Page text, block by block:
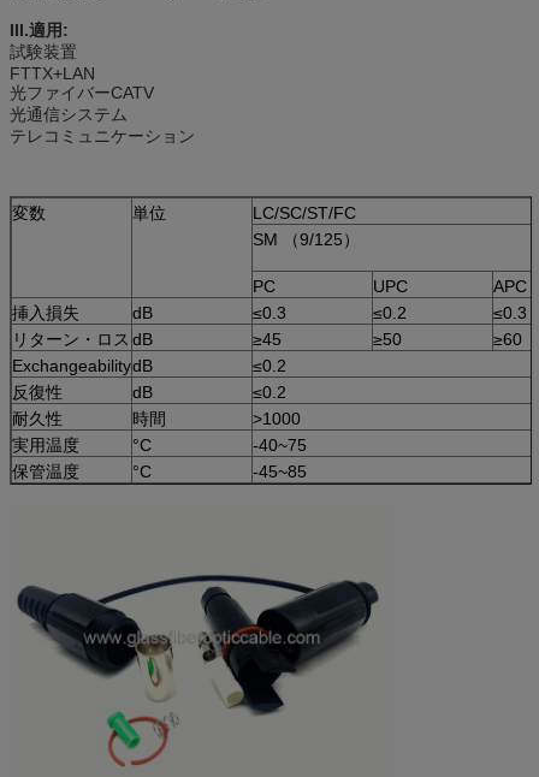
III.適用:
試験装置
FTTX+LAN
光ファイバーCATV
光通信システム
テレコミュニケーション
変数 単位
LC/SC/ST/FC
SM （9/125）
PC UPC
APC
挿入損失
dB ≤0.3 ≤0.2
≤0.3
リターン・ロス dB ≥45 ≥50
≥60
ExchangeabilitydB
≤0.2
反復性
dB
≤0.2
耐久性
時間
>1000
実用温度
°C
-40~75
保管温度
°C -45~85